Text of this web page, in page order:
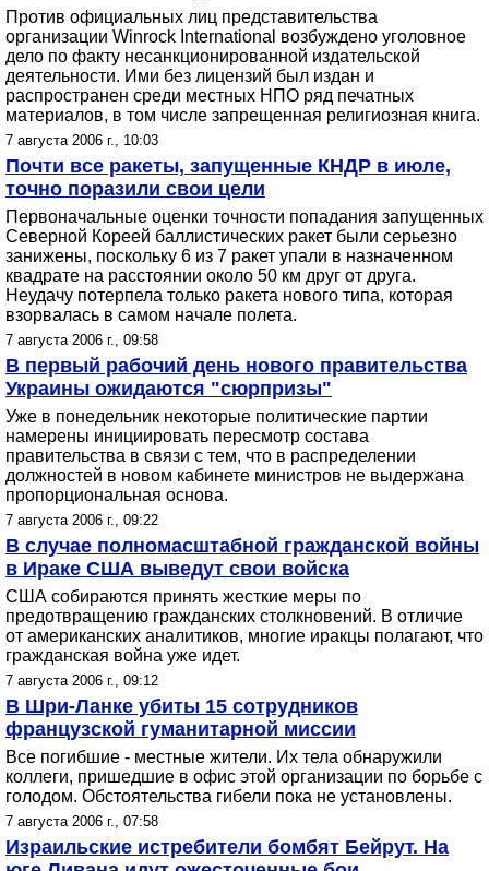
Против официальных лиц представительства
организации Winrock International возбуждено уголовное
дело по факту несанкционированной издательской
деятельности. Ими без лицензий был издан и
распространен среди местных НПО ряд печатных
материалов, в том числе запрещенная религиозная книга.
7 августа 2006 г., 10:03
Почти все ракеты, запущенные КНДР в июле,
точно поразили свои цели
Первоначальные оценки точности попадания запущенных
Северной Кореей баллистических ракет были серьезно
занижены, поскольку 6 из 7 ракет упали в назначенном
квадрате на расстоянии около 50 км друг от друга.
Неудачу потерпела только ракета нового типа, которая
взорвалась в самом начале полета.
7 августа 2006 г., 09:58
В первый рабочий день нового правительства
Украины ожидаются "сюрпризы"
Уже в понедельник некоторые политические партии
намерены инициировать пересмотр состава
правительства в связи с тем, что в распределении
должностей в новом кабинете министров не выдержана
пропорциональная основа.
7 августа 2006 г., 09:22
В случае полномасштабной гражданской войны
в Ираке США выведут свои войска
США собираются принять жесткие меры по
предотвращению гражданских столкновений. В отличие
от американских аналитиков, многие иракцы полагают, что
гражданская война уже идет.
7 августа 2006 г., 09:12
В Шри-Ланке убиты 15 сотрудников
французской гуманитарной миссии
Все погибшие - местные жители. Их тела обнаружили
коллеги, пришедшие в офис этой организации по борьбе с
голодом. Обстоятельства гибели пока не установлены.
7 августа 2006 г., 07:58
Израильские истребители бомбят Бейрут. На